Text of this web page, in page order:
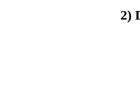
2)